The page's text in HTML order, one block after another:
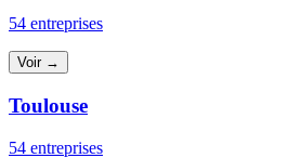
54 entreprises
Voir →
Toulouse
54 entreprises